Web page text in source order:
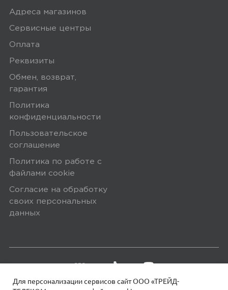
Для персонализации сервисов сайт ООО «ТРЕЙД-
Адреса магазинов
Сервисные центры
Оплата
Реквизиты
Обмен, возврат,
гарантия
Политика
конфиденциальности
Пользовательское
соглашение
Политика по работе с
файлами сookie
Согласие на обработку
своих персональных
данных